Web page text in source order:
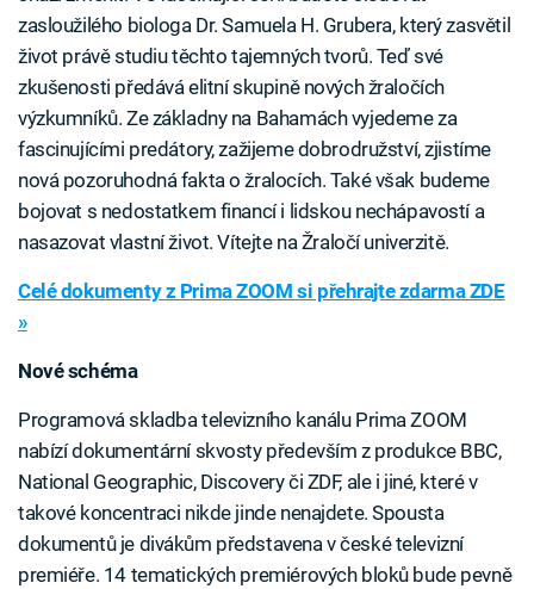
zasloužilého biologa Dr. Samuela H. Grubera, který zasvětil
život právě studiu těchto tajemných tvorů. Teď své
zkušenosti předává elitní skupině nových žraločích
výzkumníků. Ze základny na Bahamách vyjedeme za
fascinujícími predátory, zažijeme dobrodružství, zjistíme
nová pozoruhodná fakta o žralocích. Také však budeme
bojovat s nedostatkem financí i lidskou nechápavostí a
nasazovat vlastní život. Vítejte na Žraločí univerzitě.
Celé dokumenty z Prima ZOOM si přehrajte zdarma ZDE
»
Nové schéma
Programová skladba televizního kanálu Prima ZOOM
nabízí dokumentární skvosty především z produkce BBC,
National Geographic, Discovery či ZDF, ale i jiné, které v
takové koncentraci nikde jinde nenajdete. Spousta
dokumentů je divákům představena v české televizní
premiéře. 14 tematických premiérových bloků bude pevně